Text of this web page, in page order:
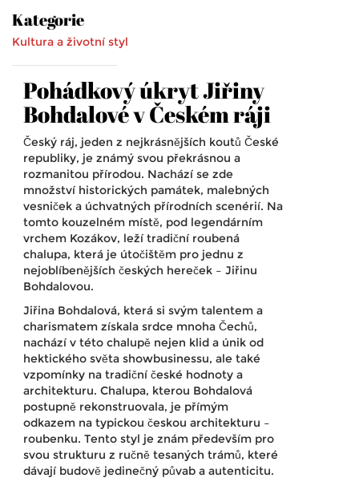
Kategorie
Kultura a životní styl
Pohádkový úkryt Jiřiny
Bohdalové v Českém ráji
Český ráj, jeden z nejkrásnějších koutů České
republiky, je známý svou překrásnou a
rozmanitou přírodou. Nachází se zde
množství historických památek, malebných
vesniček a úchvatných přírodních scenérií. Na
tomto kouzelném místě, pod legendárním
vrchem Kozákov, leží tradiční roubená
chalupa, která je útočištěm pro jednu z
nejoblíbenějších českých hereček – Jiřinu
Bohdalovou.
Jiřina Bohdalová, která si svým talentem a
charismatem získala srdce mnoha Čechů,
nachází v této chalupě nejen klid a únik od
hektického světa showbusinessu, ale také
vzpomínky na tradiční české hodnoty a
architekturu. Chalupa, kterou Bohdalová
postupně rekonstruovala, je přímým
odkazem na typickou českou architekturu –
roubenku. Tento styl je znám především pro
svou strukturu z ručně tesaných trámů, které
dávají budově jedinečný půvab a autenticitu.